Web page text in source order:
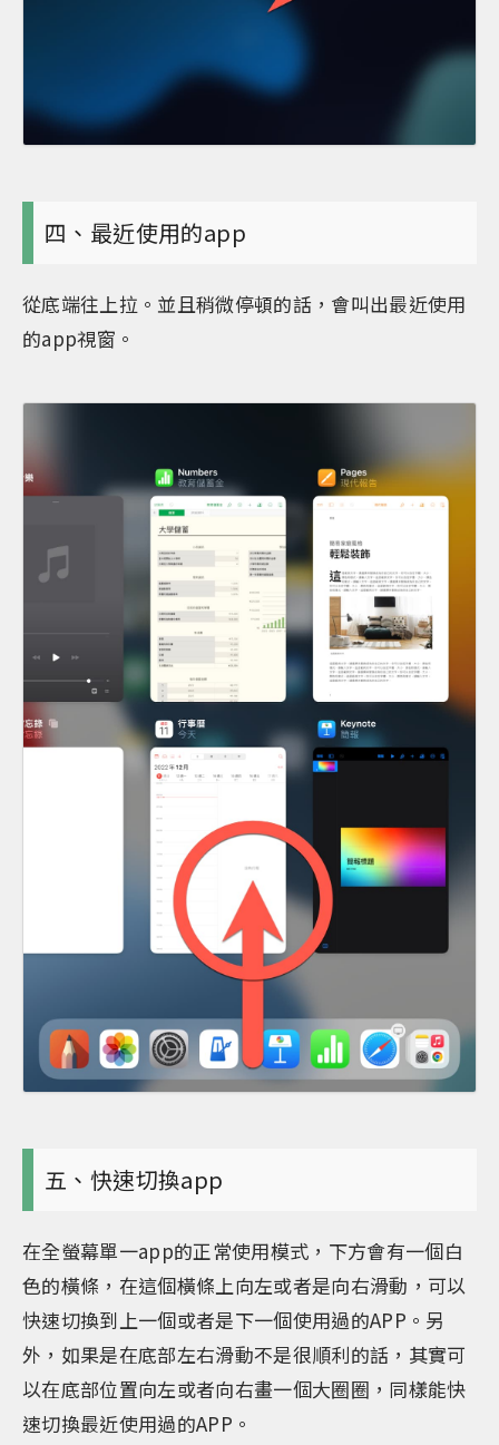
四、最近使用的app
從底端往上拉。並且稍微停頓的話，會叫出最近使用
的app視窗。
五、快速切換app
在全螢幕單一app的正常使用模式，下方會有一個白
色的橫條，在這個橫條上向左或者是向右滑動，可以
快速切換到上一個或者是下一個使用過的APP。另
外，如果是在底部左右滑動不是很順利的話，其實可
以在底部位置向左或者向右畫一個大圈圈，同樣能快
速切換最近使用過的APP。